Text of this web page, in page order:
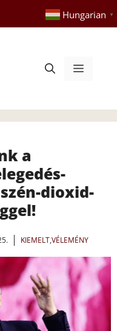
Hungarian ▼
Menü
a
dioxid-
KIEMELT,VÉLEMÉNY